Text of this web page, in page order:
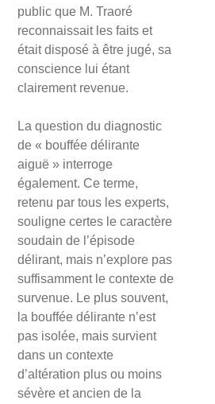
public que M. Traoré
reconnaissait les faits et
était disposé à être jugé, sa
conscience lui étant
clairement revenue.
La question du diagnostic
de « bouffée délirante
aiguë » interroge
également. Ce terme,
retenu par tous les experts,
souligne certes le caractère
soudain de l’épisode
délirant, mais n’explore pas
suffisamment le contexte de
survenue. Le plus souvent,
la bouffée délirante n’est
pas isolée, mais survient
dans un contexte
d’altération plus ou moins
sévère et ancien de la